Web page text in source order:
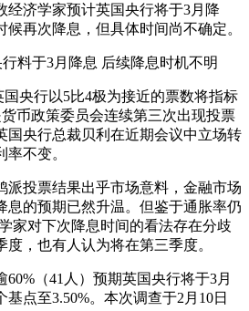
济学家预计英国央行将于3月降
再次降息，但具体时间尚不确定。
央行以5比4极为接近的票数将指标
币政策委员会连续第三次出现投票
国央行总裁贝利在近期会议中立场转
不变。
投票结果出乎市场意料，金融市场
息的预期已然升温。但鉴于通胀率仍
家对下次降息时间的看法存在分歧
，也有人认为将在第三季度。
（41人）预期英国央行将于3月
基点至3.50%。本次调查于2月10日